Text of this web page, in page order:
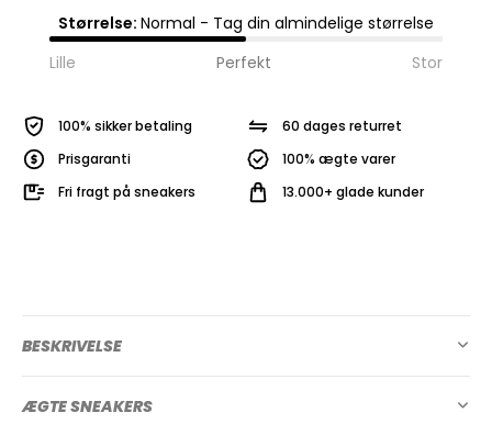
Størrelse: Normal - Tag din almindelige størrelse
Lille
Perfekt Stor
100% sikker betaling
Prisgaranti
Fri fragt på sneakers
60 dages returret
100% ægte varer
13.000+ glade kunder
BESKRIVELSE
ÆGTE SNEAKERS